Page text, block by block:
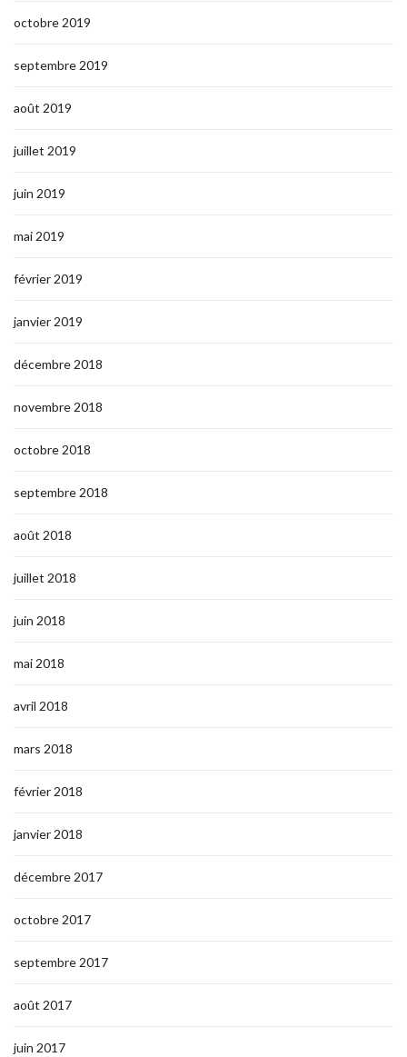
octobre 2019
septembre 2019
août 2019
juillet 2019
juin 2019
mai 2019
février 2019
janvier 2019
décembre 2018
novembre 2018
octobre 2018
septembre 2018
août 2018
juillet 2018
juin 2018
mai 2018
avril 2018
mars 2018
février 2018
janvier 2018
décembre 2017
octobre 2017
septembre 2017
août 2017
juin 2017